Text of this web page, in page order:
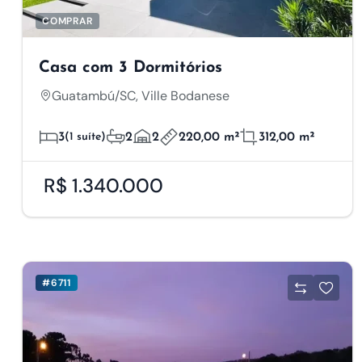
COMPRAR
Casa com 3 Dormitórios
Guatambú/SC, Ville Bodanese
3(1 suíte) 2 2 220,00 m² 312,00 m²
R$ 1.340.000
#6711
funcionamento
você (como seus
personalizar a
Todos', você
desmarcando as
Clique nas
Cookies Essenciais
Os cookies
podem ser
navegação e o